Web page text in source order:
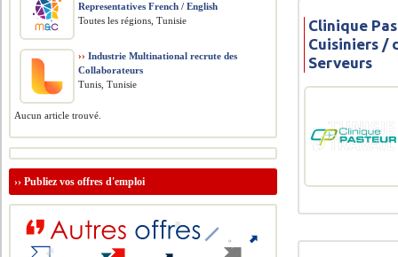
Clinique
Cuisiniers /
Serveurs
Representatives French / English
Toutes les régions, Tunisie
›› Industrie Multinational recrute des
Collaborateurs
Tunis, Tunisie
Aucun article trouvé.
››Publiez vos offres d'emploi